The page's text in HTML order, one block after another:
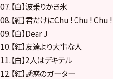
07.【白】波乗りかき氷
08.【紅】君だけにChu ! Chu ! Chu !
09.【白】Dear J
10.【紅】友達より大事な人
11.【白】2人はデキテル
12.【紅】誘惑のガーター